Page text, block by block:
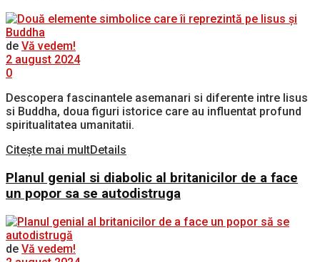
de Vă vedem!
2 august 2024
0
Descopera fascinantele asemanari si diferente intre Iisus
si Buddha, doua figuri istorice care au influentat profund
spiritualitatea umanitatii.
Citește mai multDetails
Planul genial si diabolic al britanicilor de a face
un popor sa se autodistruga
de Vă vedem!